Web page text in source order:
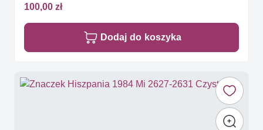
100,00 zł
Dodaj do koszyka